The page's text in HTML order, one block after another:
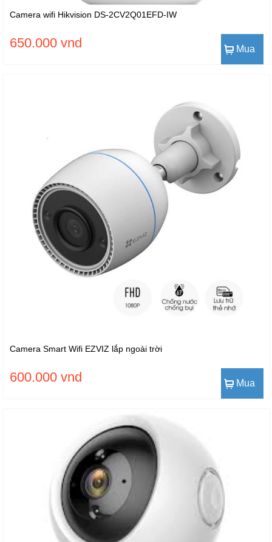
Camera wifi Hikvision DS-2CV2Q01EFD-IW
650.000 vnd Mua
Camera Smart Wifi EZVIZ lắp ngoài trời
600.000 vnd Mua